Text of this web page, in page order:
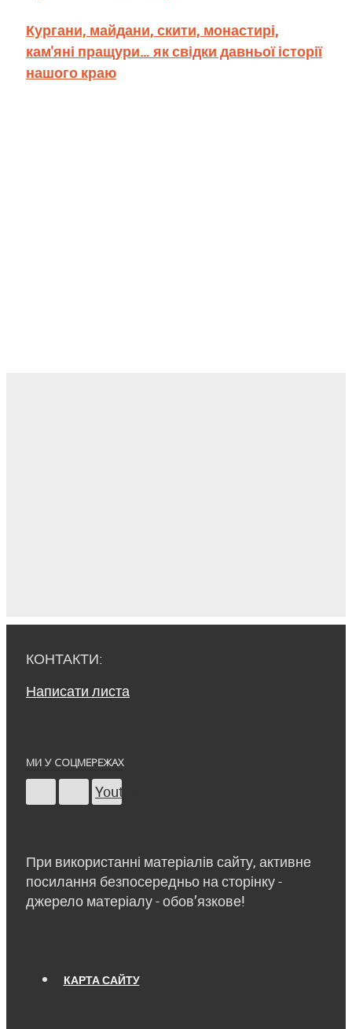
Кургани, майдани, скити, монастирі,
кам'яні пращури… як свідки давньої історії
нашого краю
КОНТАКТИ:
Написати листа
МИ У СОЦМЕРЕЖАХ
Youtube
При використанні матеріалів сайту, активне
посилання безпосередньо на сторінку -
джерело матеріалу - обов’язкове!
КАРТА САЙТУ